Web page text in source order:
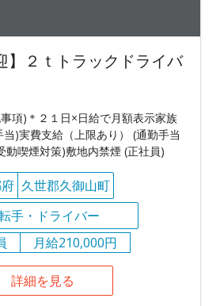
】２ｔトラックドライバ
項)＊２１日×日給で月額表示家族
)実費支給（上限あり） (通勤手当
動喫煙対策)敷地内禁煙 (正社員)
久世郡久御山町
手・ドライバー
月給210,000円
詳細を見る